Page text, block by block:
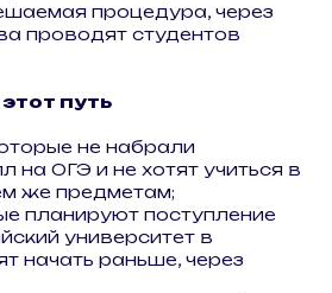
процедура, через
проводят студентов
путь
не набрали
на ОГЭ и не хотят учиться в
же предметам;
планируют поступление
университет в
начать раньше, через